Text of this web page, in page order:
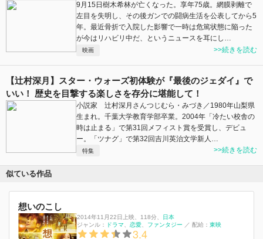
9月15日樹木希林が亡くなった。享年75歳。網膜剥離で
左目を失明し、その後ガンでの闘病生活を公表してから5
年。最近骨折で入院した影響で一時は危篤状態に陥った
が今はリハビリ中だ、というニュースを耳にし…
映画 >>続きを読む
【辻村深月】スター・ウォーズ初体験が『最後のジェダイ』で
いい！ 歴史を目撃する楽しさを存分に堪能して！
小説家 辻村深月さんつじむら・みづき／1980年山梨県
生まれ。千葉大学教育学部卒業。2004年「冷たい校舎の
時は止まる」で第31回メフィスト賞を受賞し、デビュ
ー。「ツナグ」で第32回吉川英治文学新人…
特集 >>続きを読む
似ている作品
想いのこし
2014年11月22日上映 118分
日本
ジャンル：
ドラマ 恋愛 ファンタジー ／ 配給： 東映
3.4